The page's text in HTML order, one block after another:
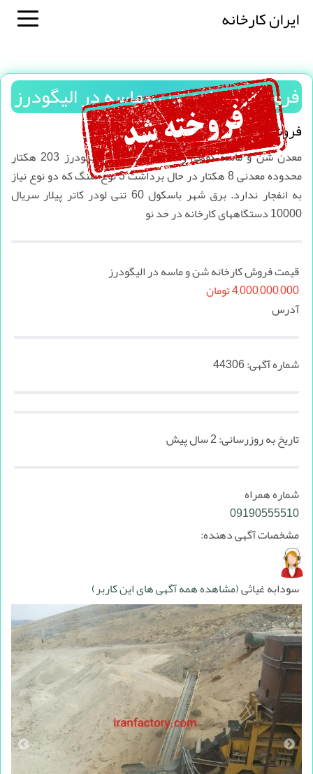
ایران کارخانه
فروش کارخانه شن و ماسه در الیگودرز
فروش کارخانه شن و ماسه در الیگودرز
معدن شن و ماسه کوهی واقه در شهرستان الیگودرز 203 هکتار
محدوده معدنی 8 هکتار در حال برداشت 3 نوع سنگ که دو نوع نیاز
به انفجار ندارد. برق شهر باسکول 60 تنی لودر کاتر پیلار سریال
10000 دستگاههای کارخانه در حد نو
قیمت فروش کارخانه شن و ماسه در الیگودرز
4,000,000,000 تومان
آدرس
شماره آگهی:44306
تاریخ به روزرسانی:2 سال پیش
شماره همراه
09190555510
مشخصات آگهی دهنده:
سودابه غیاثی(مشاهده همه آگهی های این کاربر)